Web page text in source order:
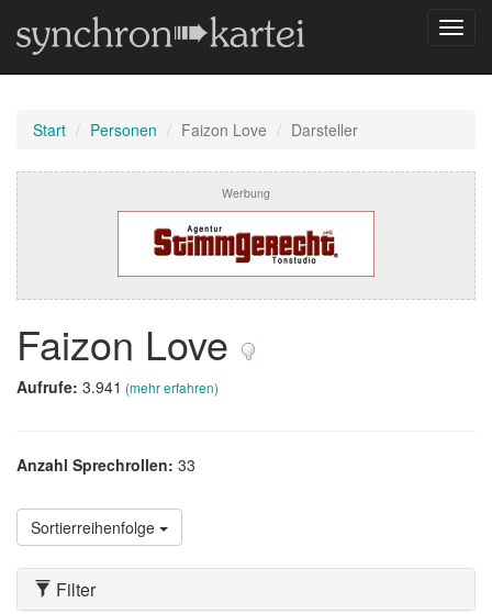
Start Personen Faizon Love Darsteller
Werbung
Faizon Love
Aufrufe: 3.941 (mehr erfahren)
Anzahl Sprechrollen: 33
Sortierreihenfolge
Filter